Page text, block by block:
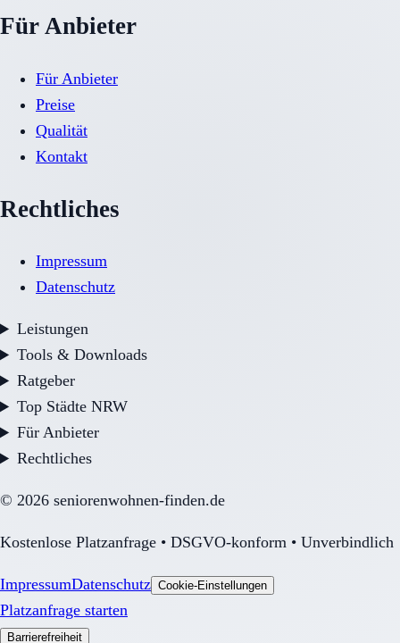
Für Anbieter
Für Anbieter
Preise
Qualität
Kontakt
Rechtliches
Impressum
Datenschutz
Leistungen
Tools & Downloads
Ratgeber
Top Städte NRW
Für Anbieter
Rechtliches
© 2026 seniorenwohnen-finden.de
Kostenlose Platzanfrage • DSGVO-konform • Unverbindlich
ImpressumDatenschutz Cookie-Einstellungen
Platzanfrage starten
Barrierefreiheit